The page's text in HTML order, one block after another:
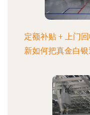
定额补贴 + 上门
新如何把真金白
更新时间